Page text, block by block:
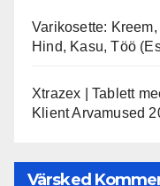
Varikosette:
Hind, Kasu, Töö
Xtrazex | Tablett
Klient Arvamused
Värsked